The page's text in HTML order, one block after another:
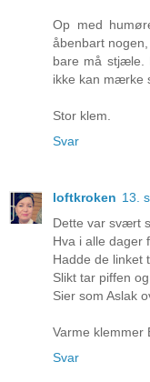
Op med
åbenbart
bare må stjæle.
ikke kan mærke
Stor klem.
Svar
loftkroken 13.
Dette var svært
Hva i alle dager
Hadde de linket
Slikt tar piffen
Sier som Aslak
Varme klemmer
Svar